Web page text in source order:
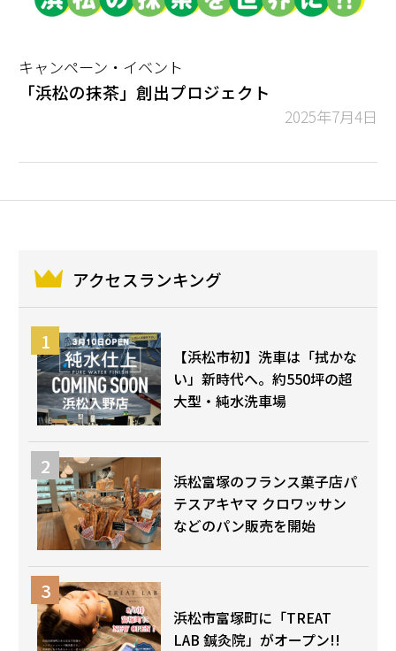
キャンペーン・イベント
「浜松の抹茶」創出プロジェクト
2025年7月4日
アクセスランキング
【浜松市初】洗車は「拭かな
い」新時代へ。約550坪の超
大型・純水洗車場
浜松富塚のフランス菓子店パ
テスアキヤマ クロワッサン
などのパン販売を開始
浜松市富塚町に「TREAT
LAB 鍼灸院」がオープン!!